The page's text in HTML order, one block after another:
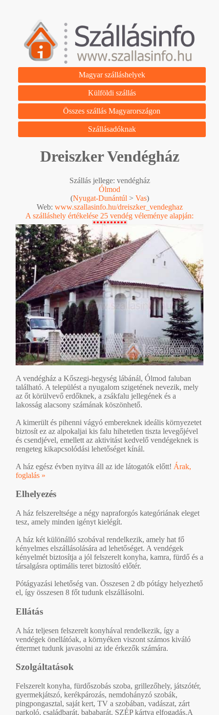
Magyar szálláshelyek
Külföldi szállás
Összes szállás Magyarországon
Szállásadóknak
Dreiszker Vendégház
Szállás jellege: vendégház
Ólmod
(Nyugat-Dunántúl > Vas)
Web: www.szallasinfo.hu/dreiszker_vendeghaz
A szálláshely értékelése 25 vendég véleménye alapján:
A vendégház a Kőszegi-hegység lábánál, Ólmod faluban
található. A települést a nyugalom szigetének nevezik, mely
az őt körülvevő erdőknek, a zsákfalu jellegének és a
lakosság alacsony számának köszönhető.
A kimerült és pihenni vágyó embereknek ideális környezetet
biztosít ez az alpokaljai kis falu hihetetlen tiszta levegőjével
és csendjével, emellett az aktivitást kedvelő vendégeknek is
rengeteg kikapcsolódási lehetőséget kínál.
A ház egész évben nyitva áll az ide látogatók előtt! Árak,
foglalás »
Elhelyezés
A ház felszereltsége a négy napraforgós kategóriának eleget
tesz, amely minden igényt kielégít.
A ház két különálló szobával rendelkezik, amely hat fő
kényelmes elszállásolására ad lehetőséget. A vendégek
kényelmét biztosítja a jól felszerelt konyha, kamra, fürdő és a
társalgásra optimális teret biztosító előtér.
Pótágyazási lehetőség van. Összesen 2 db pótágy helyezhető
el, így összesen 8 főt tudunk elszállásolni.
Ellátás
A ház teljesen felszerelt konyhával rendelkezik, így a
vendégek önellátóak, a környéken viszont számos kiváló
éttermet tudunk javasolni az ide érkezők számára.
Szolgáltatások
Felszerelt konyha, fürdőszobás szoba, grillezőhely, játszótér,
gyermekjátszó, kerékpározás, nemdohányzó szobák,
pingpongasztal, saját kert, TV a szobában, vadászat, zárt
parkoló, családbarát, bababarát, SZÉP kártya elfogadás.A